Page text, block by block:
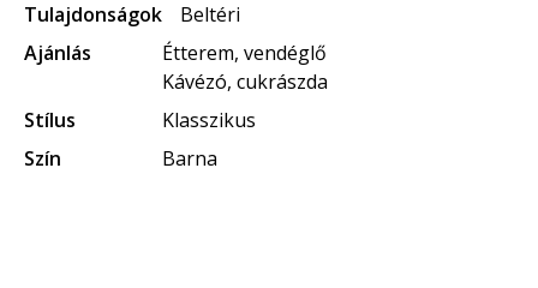
Tulajdonságok
Beltéri
Ajánlás
Étterem, vendéglő
Kávézó, cukrászda
Stílus
Klasszikus
Szín
Barna